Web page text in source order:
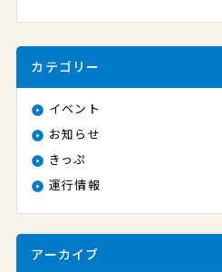
カテゴリー
イベント
お知らせ
きっぷ
運行情報
アーカイブ